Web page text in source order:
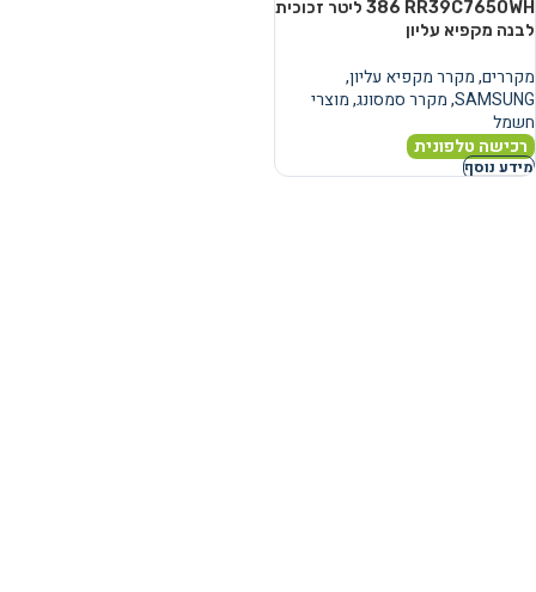
RR39C7650WH ‏386 ‏ליטר זכוכית
לבנה מקפיא עליון
מקררים,מקרר מקפיא עליון,
SAMSUNG
,מקרר סמסונג,מוצרי
חשמל
רכישה טלפונית
מידע נוסף